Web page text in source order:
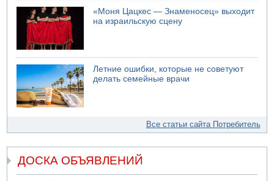
«Моня Цацкес — Знаменосец» выходит
на израильскую сцену
Летние ошибки, которые не советуют
делать семейные врачи
Все статьи сайта Потребитель
ДОСКА ОБЪЯВЛЕНИЙ